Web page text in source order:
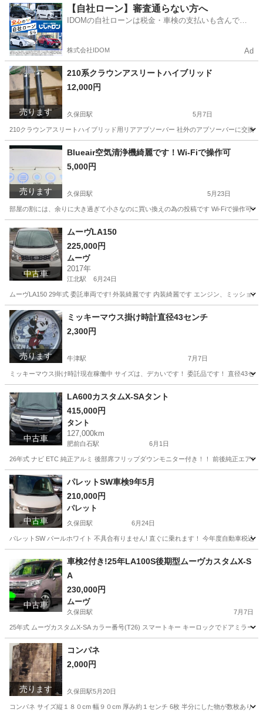
佐賀 佐賀市 久保田駅 その他 ポンプ
【自社ローン】審査通らない方へ
IDOMの自社ローンは税金・車検の支払いも含んでい
株式会社IDOM Ad
売ります
210系クラウンアスリートハイブリッド
12,000円
久保田駅 5月7日
210クラウンアスリートハイブリッド用リアアブソーバー 社外のアブソーバーに交換
佐賀 杵島郡 久保田駅 パーツ オイル
売ります
Blueair空気清浄機綺麗です！Wi-Fiで操作可
5,000円
久保田駅 5月23日
部屋の割には、余りに大き過ぎて小さなのに買い換えの為の投稿です Wi-Fiで操作可
佐賀 佐賀市 久保田駅
中古車
ムーヴLA150
225,000円
ムーヴ
2017年
江北駅 6月24日
ムーヴLA150 29年式 委託車両です! 外装綺麗です 内装綺麗です エンジン、ミッショ
佐賀 杵島郡 江北駅 ムーヴ 車両
売ります
ミッキーマウス掛け時計直径43センチ
2,300円
牛津駅 7月7日
ミッキーマウス掛け時計現在稼働中 サイズは、デカいです！ 委託品です！ 直径43セ
佐賀 小城市 時計 ミッキーマウス
中古車
LA600カスタムX-SAタント
415,000円
タント
127,000km
肥前白石駅 6月1日
26年式 ナビ ETC 純正アルミ 後部席フリップダウンモニター付き！！ 前後純正エア
佐賀 杵島郡 肥前白石駅 タント
中古車
パレットSW車検9年5月
210,000円
パレット
久保田駅 6月24日
パレットSW パールホワイト 不具合有りません! 直ぐに乗れます！ 今年度自動車税込
久保田駅 パレット 車両
中古車
車検2付き!25年LA100S後期型ムーヴカスタムX-S
A
230,000円
ムーヴ
久保田駅 7月7日
25年式 ムーヴカスタムX-SA カラー番号(T26) スマートキー キーロックでドアミラー
佐賀 杵島郡 久保田駅
売ります
コンパネ
2,000円
久保田駅5月20日
コンパネ サイズ縦１８０cm 幅９０cm 厚み約１センチ 6枚 半分にした物が数枚あり